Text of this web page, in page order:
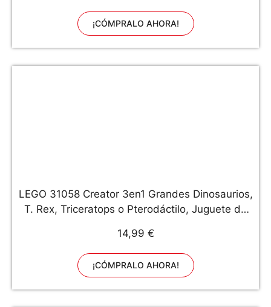
¡CÓMPRALO AHORA!
LEGO 31058 Creator 3en1 Grandes Dinosaurios,
T. Rex, Triceratops o Pterodáctilo, Juguete de
Multicolor
14,99 €
¡CÓMPRALO AHORA!